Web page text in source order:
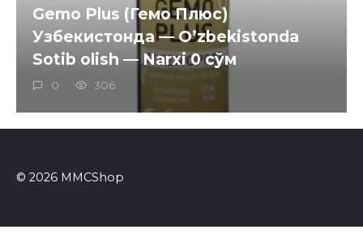
Gemo Plus (Гемо Плюс)
Узбекистонда — O’zbekistonda
Sotib olish — Narxi 0 сўм
0 306
© 2026 MMCShop